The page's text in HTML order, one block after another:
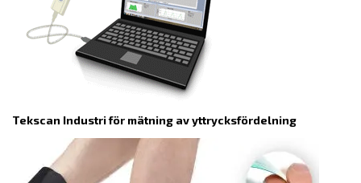
Tekscan Industri för mätning av yttrycksfördelning